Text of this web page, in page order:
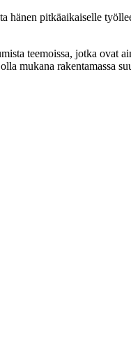
pitkäaikaiselle
teemoissa, jotka
mukana rakentamassa